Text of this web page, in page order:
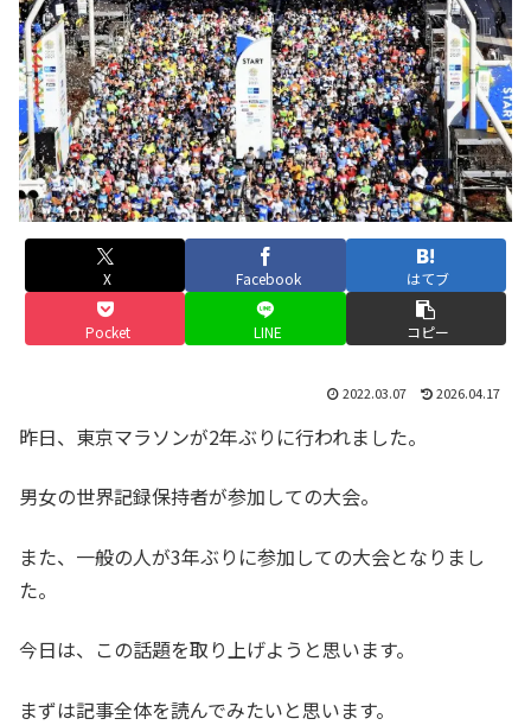
X Facebook はてブ
Pocket LINE コピー
2022.03.07 2026.04.17
昨日、東京マラソンが2年ぶりに行われました。
男女の世界記録保持者が参加しての大会。
また、一般の人が3年ぶりに参加しての大会となりまし
た。
今日は、この話題を取り上げようと思います。
まずは記事全体を読んでみたいと思います。